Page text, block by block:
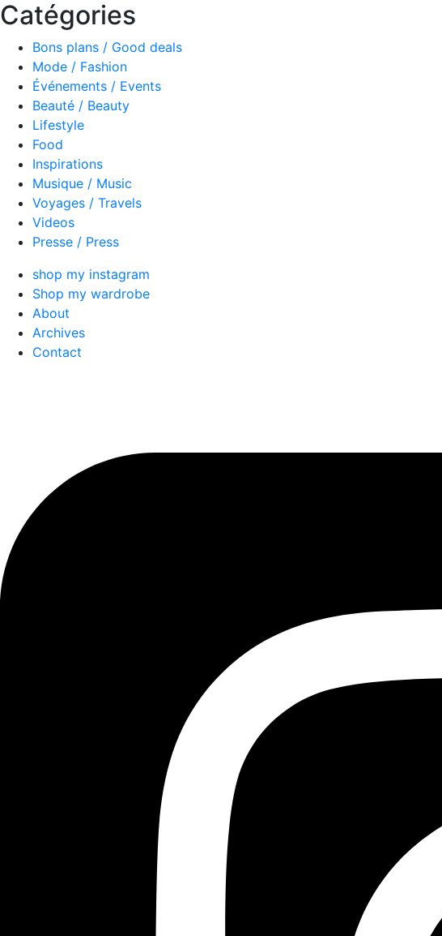
Catégories
Bons plans / Good deals
Mode / Fashion
Événements / Events
Beauté / Beauty
Lifestyle
Food
Inspirations
Musique / Music
Voyages / Travels
Videos
Presse / Press
shop my instagram
Shop my wardrobe
About
Archives
Contact